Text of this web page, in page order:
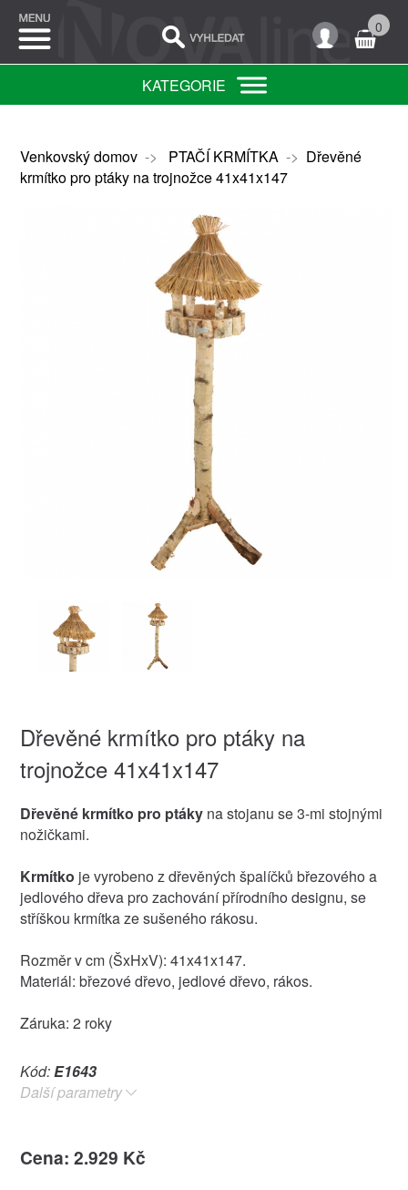
0
KATEGORIE
Venkovský domov-> PTAČÍ KRMÍTKA-> Dřevěné
krmítko pro ptáky na trojnožce 41x41x147
Dřevěné krmítko pro ptáky na
trojnožce 41x41x147
Dřevěné krmítko pro ptákyna stojanu se 3-mi stojnými
nožičkami.
Krmítko je vyrobeno z dřevěných špalíčků březového a
jedlového dřeva pro zachování přírodního designu, se
stříškou krmítka ze sušeného rákosu.
Rozměr v cm (ŠxHxV): 41x41x147.
Materiál: březové dřevo, jedlové dřevo, rákos.
Záruka: 2 roky
Kód:E1643
Další parametry
Cena: 2.929 Kč